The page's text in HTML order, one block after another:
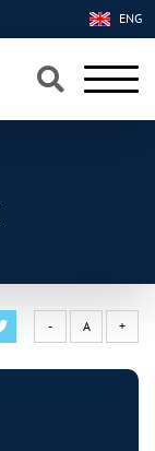
×
×
ENG
- A +